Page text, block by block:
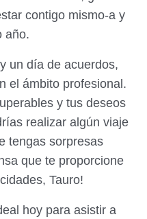
contigo mismo-a y
año.
un día de acuerdos,
el ámbito profesional.
y tus deseos
realizar algún viaje
tengas sorpresas
que te proporcione
Tauro!
hoy para asistir a